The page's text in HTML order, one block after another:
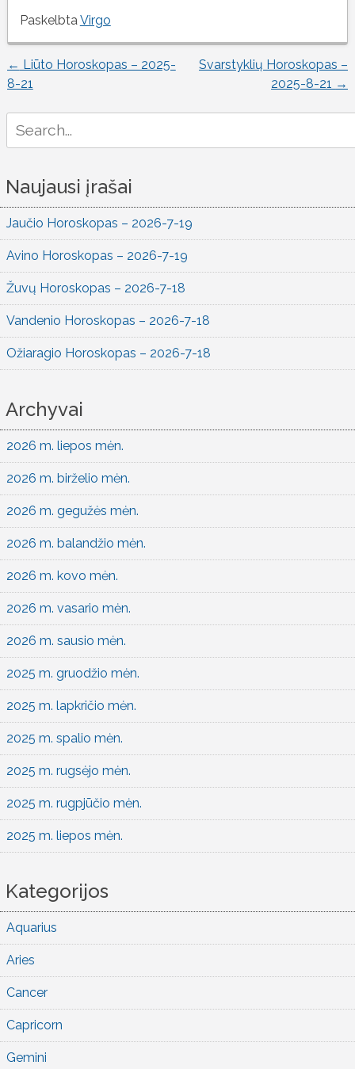
PaskelbtaVirgo
Įrašo
naršymas
← Liūto Horoskopas – 2025-
8-21
Svarstyklių Horoskopas –
2025-8-21 →
for:
Naujausi įrašai
Jaučio Horoskopas – 2026-7-19
Avino Horoskopas – 2026-7-19
Žuvų Horoskopas – 2026-7-18
Vandenio Horoskopas – 2026-7-18
Ožiaragio Horoskopas – 2026-7-18
Archyvai
2026 m. liepos mėn.
2026 m. birželio mėn.
2026 m. gegužės mėn.
2026 m. balandžio mėn.
2026 m. kovo mėn.
2026 m. vasario mėn.
2026 m. sausio mėn.
2025 m. gruodžio mėn.
2025 m. lapkričio mėn.
2025 m. spalio mėn.
2025 m. rugsėjo mėn.
2025 m. rugpjūčio mėn.
2025 m. liepos mėn.
Kategorijos
Aquarius
Aries
Cancer
Capricorn
Gemini